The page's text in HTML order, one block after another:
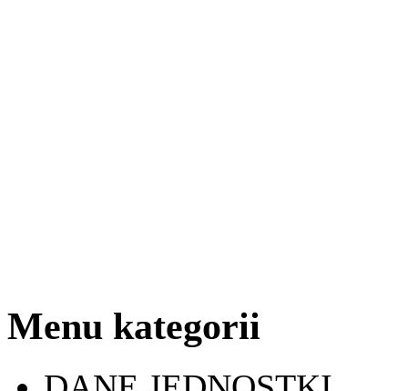
Menu kategorii